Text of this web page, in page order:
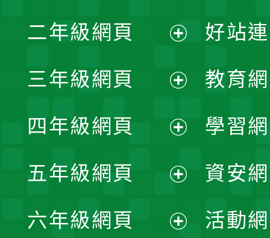
開
選
單
二年級網頁
開
選
單
三年級網頁
開
選
單
四年級網頁
開
選
五年級網頁
六年級網頁
好站
教育
學習
資安
活動